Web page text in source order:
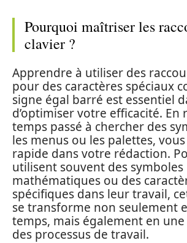
Pourquoi maîtriser les
clavier ?
Apprendre à utiliser des
pour des caractères spéciaux
signe égal barré est essentiel
d’optimiser votre efficacité. En
temps passé à chercher des
les menus ou les palettes,
rapide dans votre rédaction.
utilisent souvent des symboles
mathématiques ou des
spécifiques dans leur travail,
se transforme non seulement
temps, mais également en
des processus de travail.